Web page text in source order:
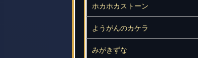
ホカホカストーン
ようがんのカケラ
みがきずな